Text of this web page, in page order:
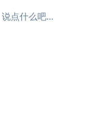
说点什么吧...